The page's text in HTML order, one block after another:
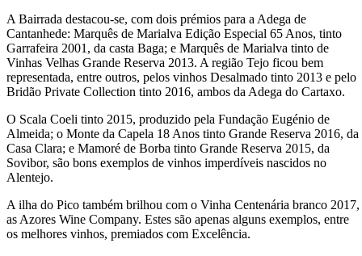
A Bairrada destacou-se, com dois prémios para a Adega de
Cantanhede: Marquês de Marialva Edição Especial 65 Anos, tinto
Garrafeira 2001, da casta Baga; e Marquês de Marialva tinto de
Vinhas Velhas Grande Reserva 2013. A região Tejo ficou bem
representada, entre outros, pelos vinhos Desalmado tinto 2013 e pelo
Bridão Private Collection tinto 2016, ambos da Adega do Cartaxo.
O Scala Coeli tinto 2015, produzido pela Fundação Eugénio de
Almeida; o Monte da Capela 18 Anos tinto Grande Reserva 2016, da
Casa Clara; e Mamoré de Borba tinto Grande Reserva 2015, da
Sovibor, são bons exemplos de vinhos imperdíveis nascidos no
Alentejo.
A ilha do Pico também brilhou com o Vinha Centenária branco 2017,
as Azores Wine Company. Estes são apenas alguns exemplos, entre
os melhores vinhos, premiados com Excelência.